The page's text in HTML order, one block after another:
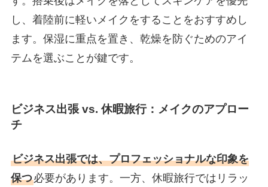
し、着陸前に軽いメイクをすることをおすすめし
ます。保湿に重点を置き、乾燥を防ぐためのアイ
テムを選ぶことが鍵です。
ビジネス出張 vs. 休暇旅行：メイクのアプロー
チ
ビジネス出張では、プロフェッショナルな印象を
保つ必要があります。一方、休暇旅行ではリラッ